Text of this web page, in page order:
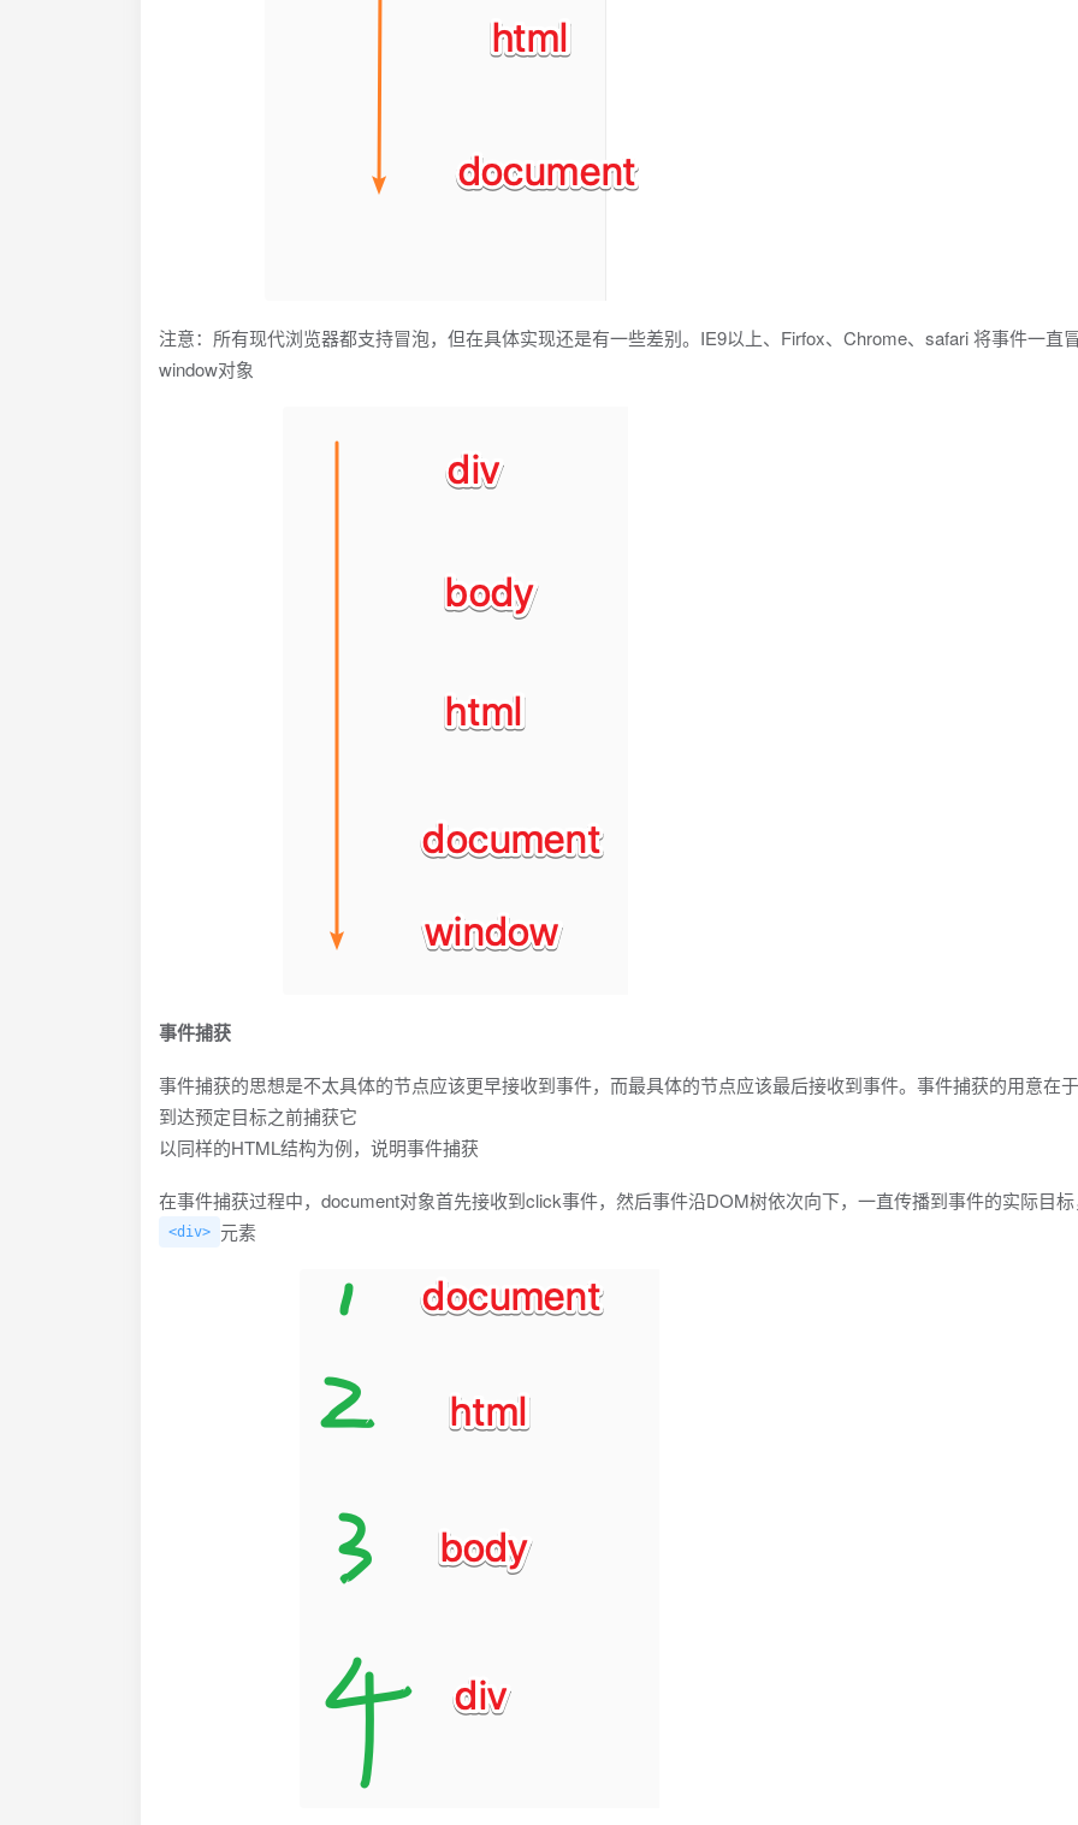
注意：所有现代浏览器都支持冒泡，但在具体实现还是有一些差别。IE9以上、Firfox、Chrome、safari 将事件一直
window对象
事件捕获
事件捕获的思想是不太具体的节点应该更早接收到事件，而最具体的节点应该最后接收到事件。事件捕获的用意在
到达预定目标之前捕获它
以同样的HTML结构为例，说明事件捕获
在事件捕获过程中，document对象首先接收到click事件，然后事件沿DOM树依次向下，一直传播到事件的实际目
<div> 元素